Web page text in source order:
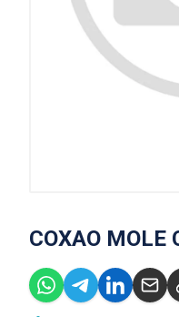
COXAO MOLE